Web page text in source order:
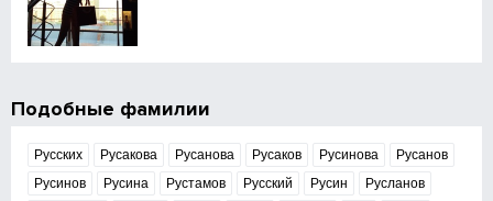
Подобные фамилии
Русских Русакова Русанова Русаков Русинова
Русанов
Русинов
Русина Рустамов Русский Русин
Русланов